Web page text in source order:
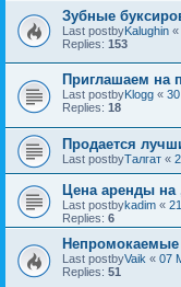
Зубные
Last postbyKalughin «
Replies: 153
Приглашаем на
Last postbyKlogg «
Replies: 18
Продается
Last postbyТалгат «
Цена аренды на
Last postbykadim «
Replies: 6
Last postbyVaik « 07
Replies: 51